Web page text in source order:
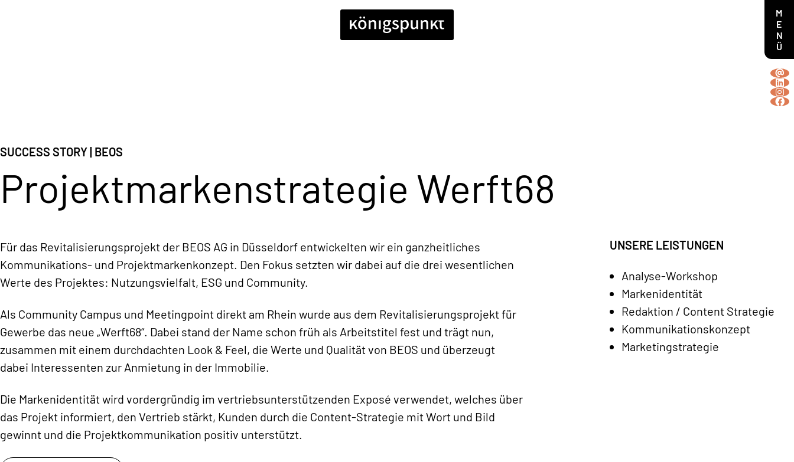
MENÜ
SUCCESS STORY| BEOS
Projektmarkenstrategie Werft68
Für das Revitalisierungsprojekt der BEOS AG in Düsseldorf entwickelten wir ein ganzheitliches
Kommunikations- und Projektmarkenkonzept. Den Fokus setzten wir dabei auf die drei wesentlichen
Werte des Projektes: Nutzungsvielfalt, ESG und Community.
Als Community Campus und Meetingpoint direkt am Rhein wurde aus dem Revitalisierungsprojekt für
Gewerbe das neue „Werft68“. Dabei stand der Name schon früh als Arbeitstitel fest und trägt nun,
zusammen mit einem durchdachten Look & Feel, die Werte und Qualität von BEOS und überzeugt
dabei Interessenten zur Anmietung in der Immobilie.
Die Markenidentität wird vordergründig im vertriebsunterstützenden Exposé verwendet, welches über
das Projekt informiert, den Vertrieb stärkt, Kunden durch die Content-Strategie mit Wort und Bild
gewinnt und die Projektkommunikation positiv unterstützt.
UNSERE LEISTUNGEN
Analyse-Workshop
Markenidentität
Redaktion / Content Strategie
Kommunikationskonzept
Marketingstrategie